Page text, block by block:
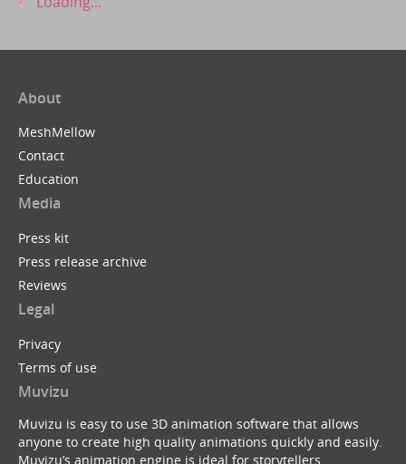
About
MeshMellow
Contact
Education
Media
Press kit
Press release archive
Reviews
Legal
Privacy
Terms of use
Muvizu
Muvizu is easy to use 3D animation software that allows
anyone to create high quality animations quickly and easily.
Muvizu’s animation engine is ideal for storytellers,